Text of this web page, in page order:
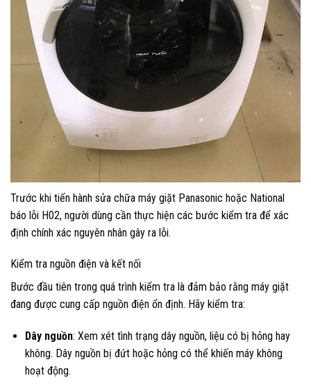
Trước khi tiến hành sửa chữa máy giặt Panasonic hoặc National
báo lỗi H02, người dùng cần thực hiện các bước kiểm tra để xác
định chính xác nguyên nhân gây ra lỗi.
Kiểm tra nguồn điện và kết nối
Bước đầu tiên trong quá trình kiểm tra là đảm bảo rằng máy giặt
đang được cung cấp nguồn điện ổn định. Hãy kiểm tra:
Dây nguồn: Xem xét tình trạng dây nguồn, liệu có bị hỏng hay
không. Dây nguồn bị đứt hoặc hỏng có thể khiến máy không
hoạt động.